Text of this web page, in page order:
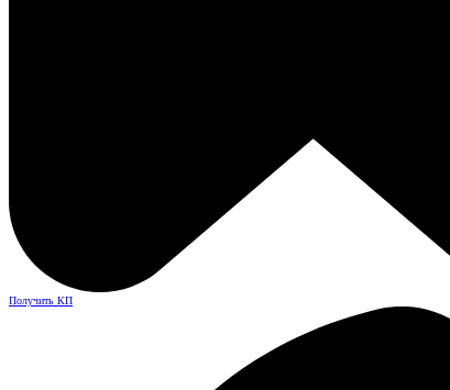
Получить КП